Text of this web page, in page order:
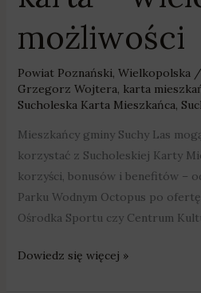
możliwości
Powiat Poznański, Wielkopolska/
Grzegorz Wojtera, karta
Sucholeska Karta Mieszkańca,
Mieszkańcy gminy Suchy Las
korzystać z Sucholeskiej Karty
korzyści, bonusów i benefitów –
Parku Wodnym Octopus po
Ośrodka Sportu czy Centrum
Dowiedz się więcej »